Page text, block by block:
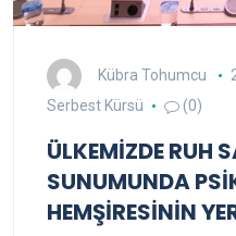
Kübra Tohumcu
Serbest Kürsü
(0)
ÜLKEMİZDE RUH
SUNUMUNDA
HEMŞİRESİNİN